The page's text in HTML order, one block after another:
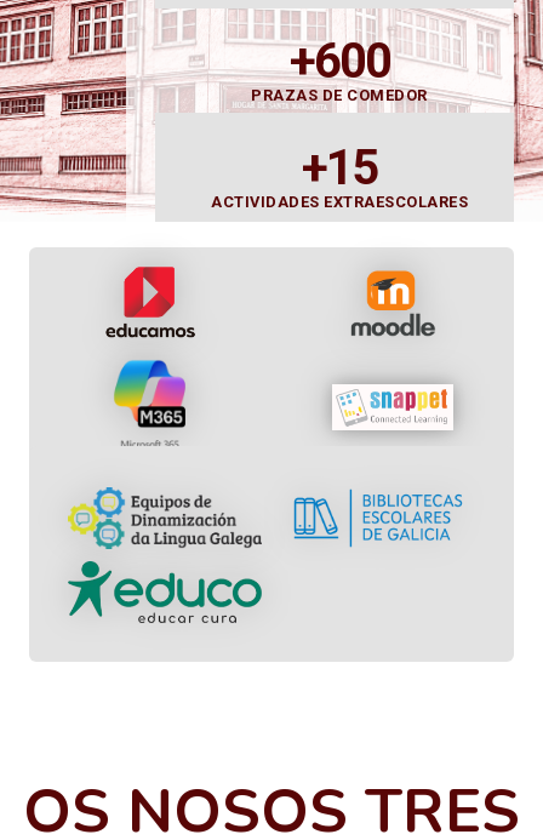
+600
PRAZAS DE COMEDOR
+15
ACTIVIDADES EXTRAESCOLARES
OS NOSOS TRES